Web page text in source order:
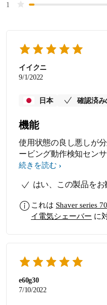
1
イイクニ
9/1/2022
日本 確認済み
機能
使用状態の良し悪しが
ービング動作検知セン
場合は「緑色」になるそ
を変えて使用してみます
特段必要ないと思いま
続きを読む
はい、この製品をお
これは Shaver series
イ電気シェーバー に
e60g30
7/10/2022